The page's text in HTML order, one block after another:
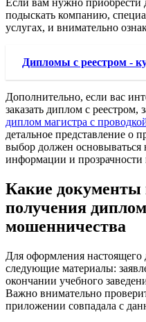
подыскать компанию,
услугах, и внимательно
Дипломы с реестром -
Дополнительно, если вас
заказать диплом с реестром,
диплом магистра с
детальное представление о
выбор должен основываться
информации и прозрачности
Какие
получения
мошенничества
Для оформления настоящего
следующие материалы:
окончании учебного
Важно внимательно
приложении совпадала с